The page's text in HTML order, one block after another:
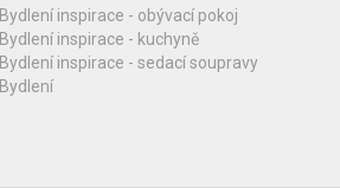
Bydlení inspirace - obývací pokoj
Bydlení inspirace - kuchyně
Bydlení inspirace - sedací soupravy
Bydlení